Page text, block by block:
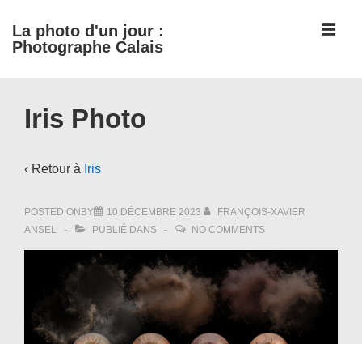
passer
au
La photo d'un jour :
Photographe Calais
Navigation
Iris Photo
‹ Retour à Iris
POSTED ONBY 10 DÉCEMBRE 2023
FRANÇOIS-XAVIER
ANSEL
PUBLIÉ DANS NO COMMENTS